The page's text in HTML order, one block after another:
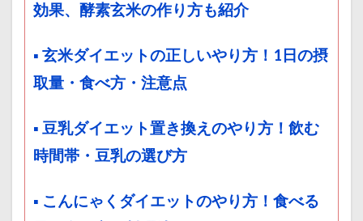
効果、酵素玄米の作り方も紹介
▪ 玄米ダイエットの正しいやり方！1日の摂
取量・食べ方・注意点
▪ 豆乳ダイエット置き換えのやり方！飲む
時間帯・豆乳の選び方
▪ こんにゃくダイエットのやり方！食べる